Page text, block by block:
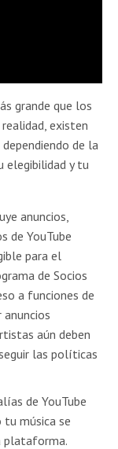
grande que los
existen
de la
elegibilidad y tu
anuncios,
de YouTube
para el
de Socios
a funciones de
aún deben
las políticas
de YouTube
tu música se
plataforma.